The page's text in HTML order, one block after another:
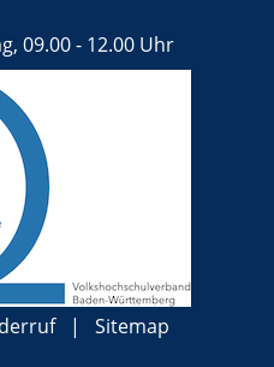
09.00 - 12.00 Uhr
Sitemap